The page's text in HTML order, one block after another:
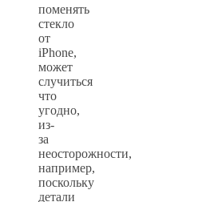
поменять
стекло
от
iPhone,
может
случиться
что
угодно,
из-
за
неосторожности,
например,
поскольку
детали